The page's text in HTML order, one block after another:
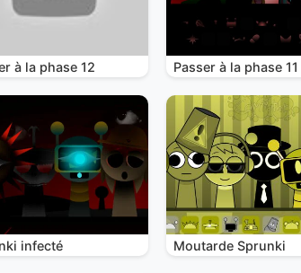
à la phase 12 Passer à la phase 11
infecté Moutarde Sprunki